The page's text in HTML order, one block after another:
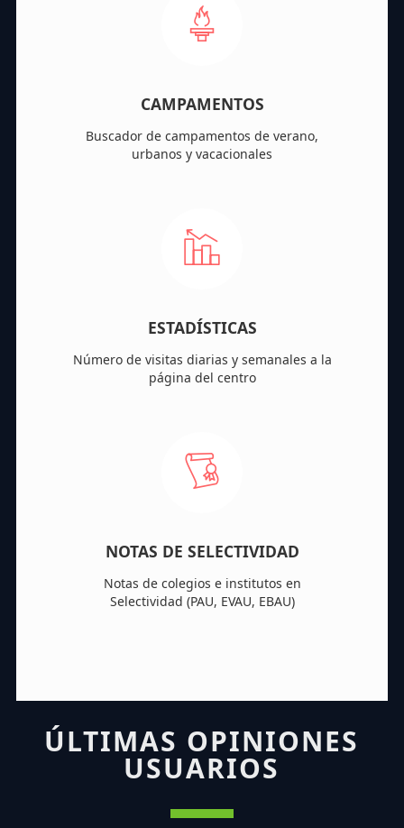
CAMPAMENTOS
Buscador de campamentos de verano,
urbanos y vacacionales
ESTADÍSTICAS
Número de visitas diarias y semanales a la
página del centro
NOTAS DE SELECTIVIDAD
Notas de colegios e institutos en
Selectividad (PAU, EVAU, EBAU)
ÚLTIMAS OPINIONES
USUARIOS